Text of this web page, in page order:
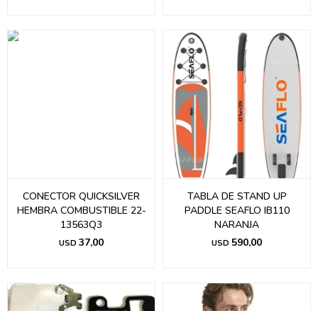
CONECTOR QUICKSILVER
HEMBRA COMBUSTIBLE 22-
13563Q3
USD 37,00
TABLA DE STAND UP
PADDLE SEAFLO IB110
NARANJA
USD 590,00